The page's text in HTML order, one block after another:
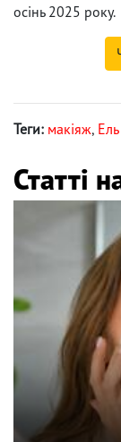
осінь 2025 року.
Теги: макіяж,
Статті